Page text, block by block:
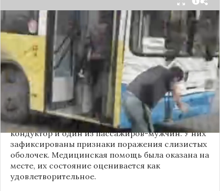
Вечером 24 сентября в салоне автобуса маршрута
№18 в Новосибирске произошёл инцидент с
применением перцового баллончика. Как
сообщили очевидцы в
Telegram-канале
«Инцидент Новосибирск», неизвестный
мужчина с бородой сначала вступил в перепалку
с кондуктором, затем поссорился с другими
пассажирами. В ходе конфликта он достал
газовый баллончик и распылил его в салоне.
По предварительным данным, пострадали
кондуктор и один из пассажиров-мужчин. У них
зафиксированы признаки поражения слизистых
оболочек. Медицинская помощь была оказана на
месте, их состояние оценивается как
удовлетворительное.